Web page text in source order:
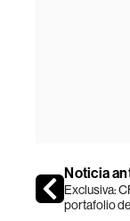
Noticia
Exclusiva:
portafolio